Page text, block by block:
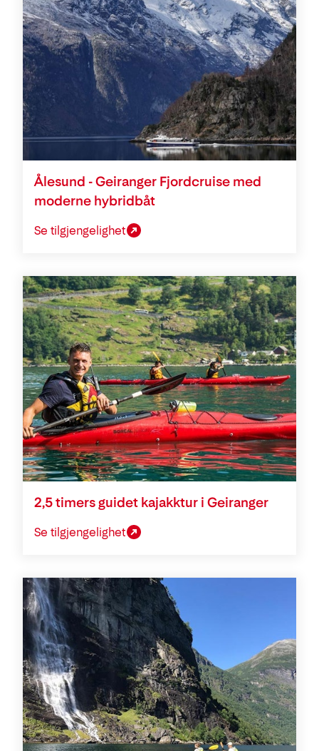
Ålesund - Geiranger Fjordcruise med
moderne hybridbåt
Se tilgjengelighet
2,5 timers guidet kajakktur i Geiranger
Se tilgjengelighet